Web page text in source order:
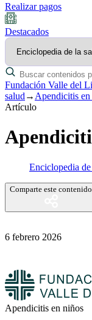
Realizar pagos
Destacados
Fundación Valle del
salud → Apendicitis en
Artículo
Enciclopedia
Comparte este contenido
6 febrero 2026
Apendicitis en niños